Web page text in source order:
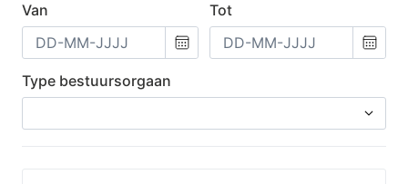
Van
Kies
een
datum
Tot
Kies
een
datum
Type bestuursorgaan